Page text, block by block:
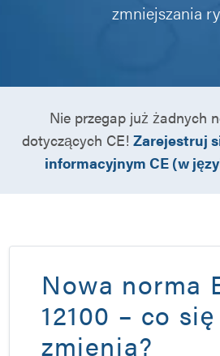
zmniejszania
Nie przegap już żadnych
dotyczących CE! Zarejestruj
informacyjnym CE (w
Nowa norma
12100 – co się
zmienia?